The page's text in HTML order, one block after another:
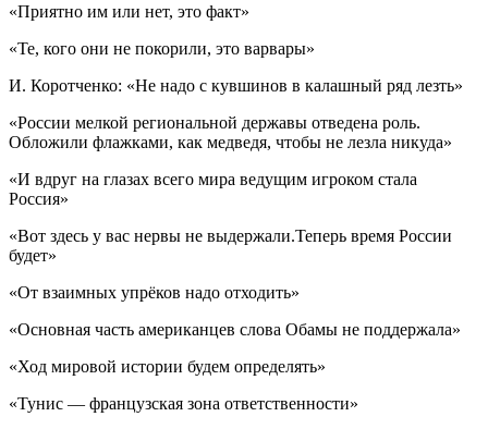
«Приятно им или нет, это факт»
«Те, кого они не покорили, это варвары»
И. Коротченко: «Не надо с кувшинов в калашный ряд лезть»
«России мелкой региональной державы отведена роль.
Обложили флажками, как медведя, чтобы не лезла никуда»
«И вдруг на глазах всего мира ведущим игроком стала
Россия»
«Вот здесь у вас нервы не выдержали.Теперь время России
будет»
«От взаимных упрёков надо отходить»
«Основная часть американцев слова Обамы не поддержала»
«Ход мировой истории будем определять»
«Тунис — французская зона ответственности»